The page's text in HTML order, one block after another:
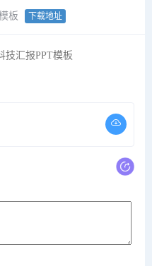
板 下载地址